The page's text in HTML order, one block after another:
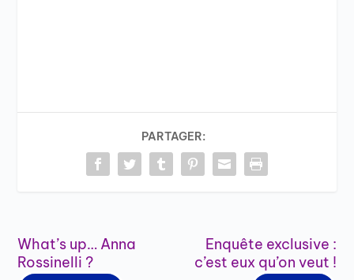
PARTAGER:
What’s up… Anna
Rossinelli ?
Enquête exclusive :
c’est eux qu’on veut !